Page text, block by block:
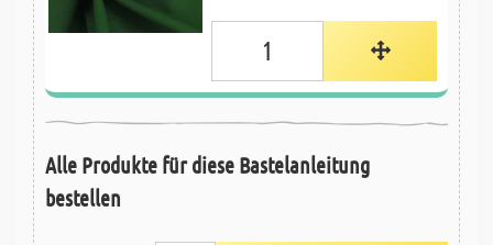
Alle Produkte für diese Bastelanleitung
bestellen